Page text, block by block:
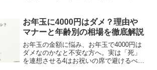
かだけでなく、三つ折り方法や金額相
場、連名の書き方も紹介。これで新年の
準備は完璧です。
お年玉に4000円はダメ？理由や
マナーと年齢別の相場を徹底解説
お年玉の金額に悩み、お年玉で4000円は
ダメなのかなと不安な方へ。実は「死」
を連想させる4はお祝いの席で避けるべき